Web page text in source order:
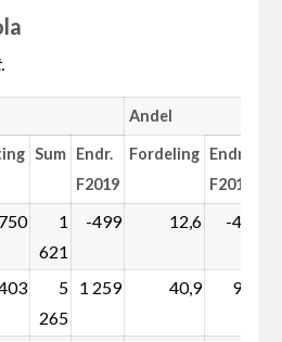
Andel
Sum Endr.
F2019
Fordeling Endr.
F2019
750
1
621
-499 12,6 -4,1
5
265
1 259 40,9 9,4